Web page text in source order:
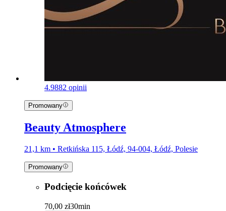
4.9882 opinii
Promowany
Beauty Atmosphere
21,1 km • Retkińska 115, Łódź, 94-004, Łódź, Polesie
Promowany
Podcięcie końcówek
70,00 zł30min